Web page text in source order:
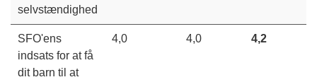
selvstændighed
SFO'ens
indsats for at få
dit barn til at
4,0 4,0 4,2